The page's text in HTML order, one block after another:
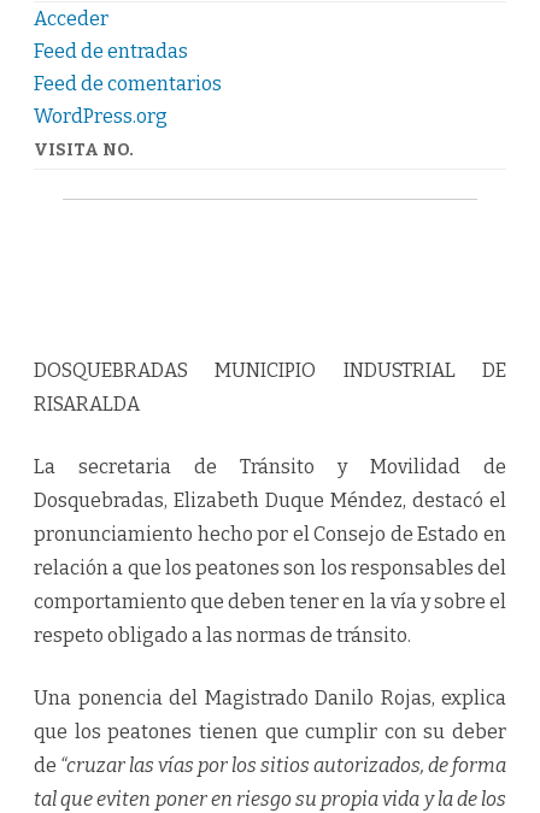
relaciòn
con
los
Acceder
Feed de entradas
Feed de comentarios
WordPress.org
VISITA NO.
DOSQUEBRADAS MUNICIPIO INDUSTRIAL DE
RISARALDA
La secretaria de Tránsito y Movilidad de
Dosquebradas, Elizabeth Duque Méndez, destacó el
pronunciamiento hecho por el Consejo de Estado en
relación a que los peatones son los responsables del
comportamiento que deben tener en la vía y sobre el
respeto obligado a las normas de tránsito.
Una ponencia del Magistrado Danilo Rojas, explica
que los peatones tienen que cumplir con su deber
de “cruzar las vías por los sitios autorizados, de forma
tal que eviten poner en riesgo su propia vida y la de los